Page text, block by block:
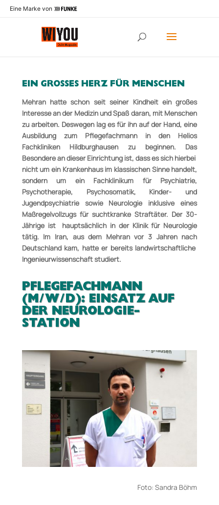
Eine Marke von
EIN GROSSES HERZ FÜR MENSCHEN
Mehran hatte schon seit seiner Kindheit ein großes
Interessean der Medizin und Spaß daran, mit Menschen
zu arbeiten. Deswegen lag es für ihn auf der Hand, eine
Ausbildung zum Pflegefachmann in den Helios
Fachkliniken Hildburghausen zu beginnen. Das
Besondere an dieserEinrichtung ist, dass es sich hierbei
nicht um ein Krankenhausim klassischen Sinne handelt,
sondern um ein Fachklinikum für Psychiatrie,
Psychotherapie, Psychosomatik, Kinder- und
Jugendpsychiatrie sowie Neurologie inklusiveeines
Maßregel­vollzugs für suchtkranke Straftäter. Der30-
Jährige ist hauptsächlich in der Klinik für Neurologie
tätig. Im Iran, aus dem Mehran vor 3 Jahren nach
Deutschland kam, hatte er bereits landwirtschaftliche
Ingenieurwissen­schaftstudiert.
PFLEGEFACH­MANN
(M/W/D): EINSATZ AUF
DER NEUROLOGIE-
STATION
Foto: Sandra Böhm